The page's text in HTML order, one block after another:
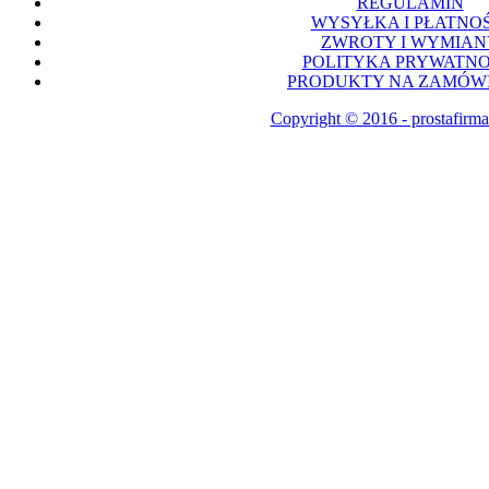
WYSYŁKA I
ZWROTY I
POLITYKA
PRODUKTY NA
Copyright © 2016 -